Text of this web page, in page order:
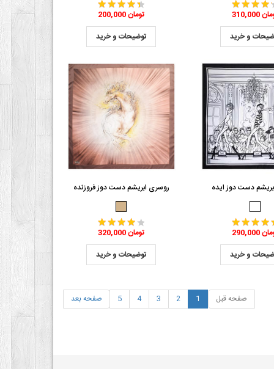
تومان
و خرید
200,000 تومان
توضیحات و خرید
دست دوز ایده
تومان
و خرید
روسری ابریشم دست دوز فروزنده
320,000 تومان
توضیحات و خرید
صفحه قبل 1
2
3
4
5 صفحه بعد